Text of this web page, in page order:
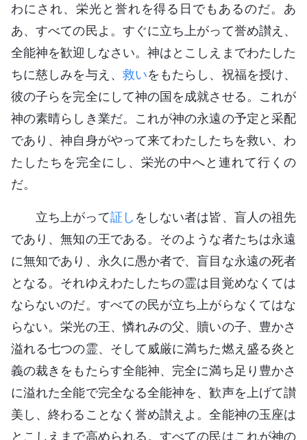
わにされ、栄光と誉れを得る日でもあるのだ。あ
あ、すべての民よ。すぐに立ち上がって誉め讃え、
全能神を歓迎しなさい。神はとこしえまでわたした
ちに慈しみを与え、 救いをもたらし、祝福を授け、
彼の子らを完全にして神の国を成就させる。これが
神の素晴らしき業だ。これが神の永遠の予定と采配
であり、神自身がやって来てわたしたちを救い、わ
たしたちを完全にし、栄光の中へと連れて行くの
だ。
立ち上がって証し をしない者は皆、盲人の祖先
であり、無知の王である。そのような者たちは永遠
に無知であり、永久に愚か者で、盲目な永遠の死者
となる。それゆえわたしたちの霊は目覚めなくては
ならないのだ。すべての民が立ち上がらなくてはな
らない。栄光の王、憐れみの父、贖いの子、豊かさ
溢れる七つの霊、そして威厳に満ちた燃え盛る炎と
義の裁きをもたらす全能神、完全に満ち足り豊かさ
に溢れた全能で完全なる全能神を、歓声を上げて讃
美し、終わることなく誉め讃えよ。全能神の玉座は
とこしえまで高められる。すべての民はこれが神の